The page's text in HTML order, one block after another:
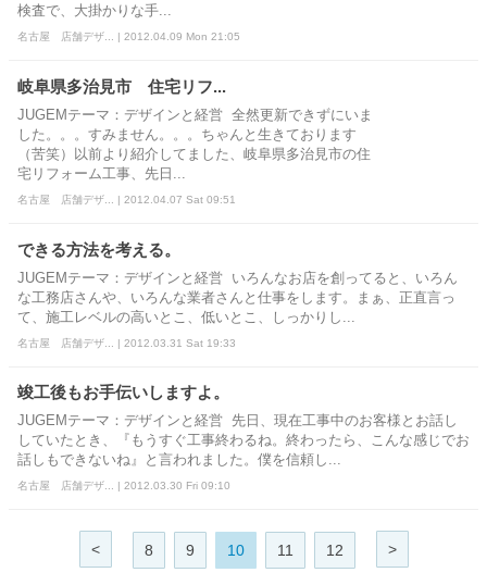
検査で、大掛かりな手...
名古屋 店舗デザ... | 2012.04.09 Mon 21:05
岐阜県多治見市 住宅リフ...
JUGEMテーマ：デザインと経営 全然更新できずにいま
した。。。すみません。。。ちゃんと生きております
（苦笑）以前より紹介してました、岐阜県多治見市の住
宅リフォーム工事、先日...
名古屋 店舗デザ... | 2012.04.07 Sat 09:51
できる方法を考える。
JUGEMテーマ：デザインと経営 いろんなお店を創ってると、いろん
な工務店さんや、いろんな業者さんと仕事をします。まぁ、正直言っ
て、施工レベルの高いとこ、低いとこ、しっかりし...
名古屋 店舗デザ... | 2012.03.31 Sat 19:33
竣工後もお手伝いしますよ。
JUGEMテーマ：デザインと経営 先日、現在工事中のお客様とお話し
していたとき、『もうすぐ工事終わるね。終わったら、こんな感じでお
話しもできないね』と言われました。僕を信頼し...
名古屋 店舗デザ... | 2012.03.30 Fri 09:10
< 8 9 10 11 12 >